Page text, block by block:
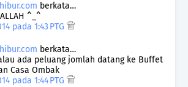
berkata…
^_^
pada 1:43 PTG
berkata…
ada peluang jomlah datang ke Buffet
Casa Ombak
pada 1:44 PTG